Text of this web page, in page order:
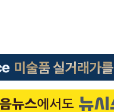
적자 있어"
색에 '충격·당황'
임무종사 혐의